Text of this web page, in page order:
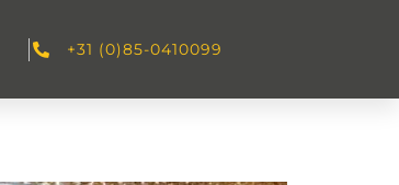
+31 (0)85-0410099